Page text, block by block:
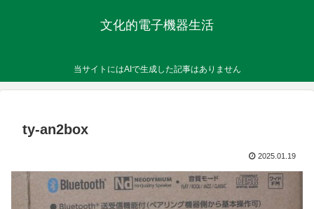
文化的電子機器生活
当サイトにはAIで生成した記事はありません
ty-an2box
2025.01.19